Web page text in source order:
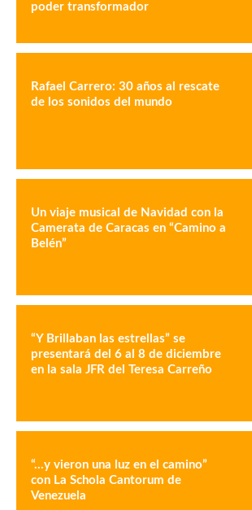
poder transformador
Rafael Carrero: 30 años al rescate
de los sonidos del mundo
Un viaje musical de Navidad con la
Camerata de Caracas en “Camino a
Belén”
“Y Brillaban las estrellas” se
presentará del 6 al 8 de diciembre
en la sala JFR del Teresa Carreño
“…y vieron una luz en el camino”
con La Schola Cantorum de
Venezuela